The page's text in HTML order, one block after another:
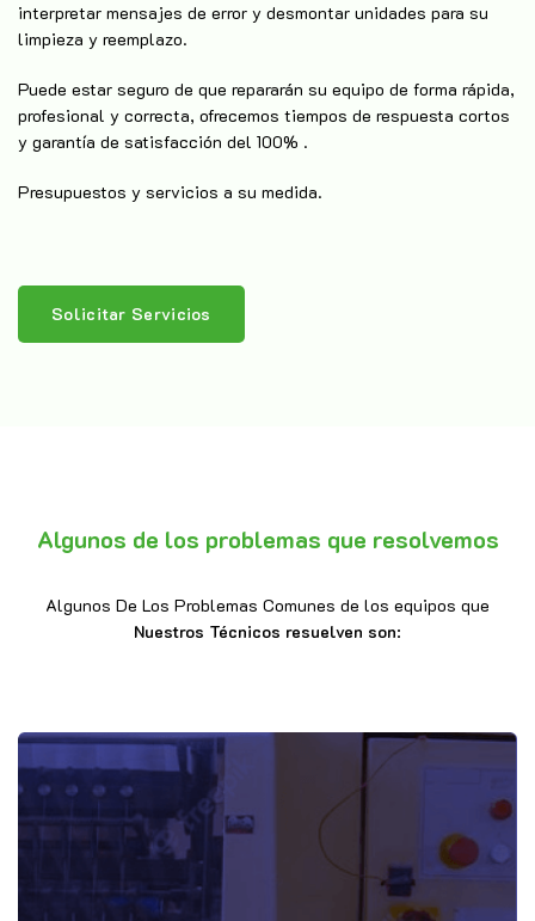
interpretar mensajes de error y desmontar unidades para su
limpieza y reemplazo.
Puede estar seguro de que repararán su equipo de forma rápida,
profesional y correcta, ofrecemos tiempos de respuesta cortos
y garantía de satisfacción del 100% .
Presupuestos y servicios a su medida.
Solicitar Servicios
Algunos de los problemas que resolvemos
Algunos De Los Problemas Comunes de los equipos que
Nuestros Técnicos resuelven son: